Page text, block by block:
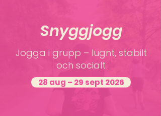
Snyggjogg
Jogga i grupp – lugnt, stabilt
och socialt
28 aug – 29 sept 2026